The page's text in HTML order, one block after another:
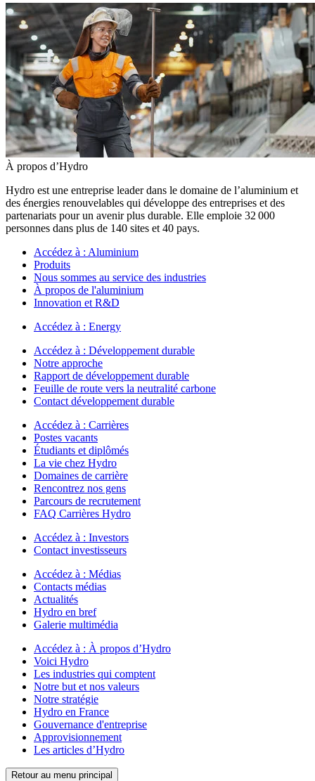
À propos d’Hydro
Hydro est une entreprise leader dans le domaine de l’aluminium et
des énergies renouvelables qui développe des entreprises et des
partenariats pour un avenir plus durable. Elle emploie 32 000
personnes dans plus de 140 sites et 40 pays.
Accédez à : Aluminium
Produits
Nous sommes au service des industries
À propos de l'aluminium
Innovation et R&D
Accédez à : Energy
Accédez à : Développement durable
Notre approche
Rapport de développement durable
Feuille de route vers la neutralité carbone
Contact développement durable
Accédez à : Carrières
Postes vacants
Étudiants et diplômés
La vie chez Hydro
Domaines de carrière
Rencontrez nos gens
Parcours de recrutement
FAQ Carrières Hydro
Accédez à : Investors
Contact investisseurs
Accédez à : Médias
Contacts médias
Actualités
Hydro en bref
Galerie multimédia
Accédez à : À propos d’Hydro
Voici Hydro
Les industries qui comptent
Notre but et nos valeurs
Notre stratégie
Hydro en France
Gouvernance d'entreprise
Approvisionnement
Les articles d’Hydro
Retour au menu principal